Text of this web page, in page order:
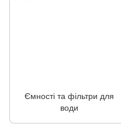
Ємності та фільтри для
води